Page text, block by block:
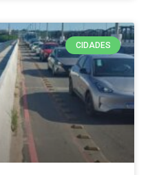
CIDADES